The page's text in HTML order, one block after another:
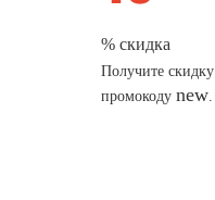
% скидка
Получите
промокодуnew